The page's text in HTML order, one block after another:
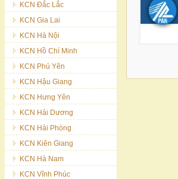
KCN Đắc Lắc
KCN Gia Lai
KCN Hà Nội
KCN Hồ Chí Minh
KCN Phú Yên
KCN Hậu Giang
KCN Hưng Yên
KCN Hải Dương
KCN Hải Phòng
KCN Kiên Giang
KCN Hà Nam
KCN Vĩnh Phúc